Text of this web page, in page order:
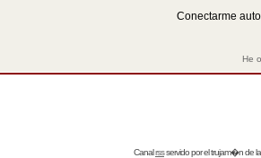
Conectarme
He
Canalrssservido por eltrujam�nde